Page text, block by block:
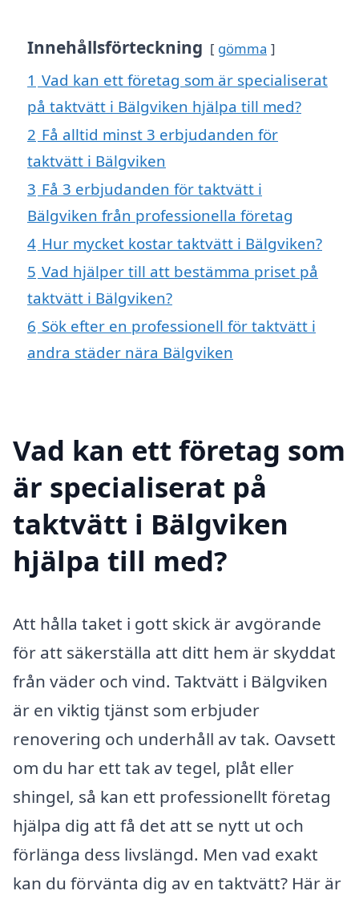
Innehållsförteckning gömma
1 Vad kan ett företag som är specialiserat
på taktvätt i Bälgviken hjälpa till med?
2 Få alltid minst 3 erbjudanden för
taktvätt i Bälgviken
3 Få 3 erbjudanden för taktvätt i
Bälgviken från professionella företag
4 Hur mycket kostar taktvätt i Bälgviken?
5 Vad hjälper till att bestämma priset på
taktvätt i Bälgviken?
6 Sök efter en professionell för taktvätt i
andra städer nära Bälgviken
Vad kan ett företag som
är specialiserat på
taktvätt i Bälgviken
hjälpa till med?
Att hålla taket i gott skick är avgörande
för att säkerställa att ditt hem är skyddat
från väder och vind. Taktvätt i Bälgviken
är en viktig tjänst som erbjuder
renovering och underhåll av tak. Oavsett
om du har ett tak av tegel, plåt eller
shingel, så kan ett professionellt företag
hjälpa dig att få det att se nytt ut och
förlänga dess livslängd. Men vad exakt
kan du förvänta dig av en taktvätt? Här är